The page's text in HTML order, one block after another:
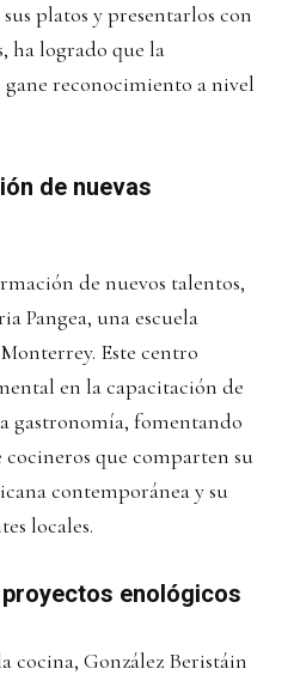
platos y presentarlos con
ha logrado que la
reconocimiento a nivel
de nuevas
de nuevos talentos,
Pangea, una escuela
Este centro
en la capacitación de
gastronomía, fomentando
que comparten su
contemporánea y su
locales.
enológicos
cocina, González Beristáin